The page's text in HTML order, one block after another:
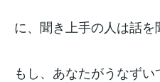
に、聞き上手の人は話を
もし、あなたがうなず